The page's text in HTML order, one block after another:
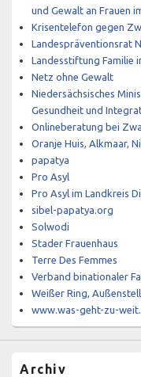
und Gewalt an Frauen
Krisentelefon gegen
Landespräventionsrat
Landesstiftung Familie
Netz ohne Gewalt
Niedersächsisches
Gesundheit und
Onlineberatung bei
Oranje Huis, Alkmaar,
papatya
Pro Asyl
Pro Asyl im Landkreis
sibel-papatya.org
Solwodi
Stader Frauenhaus
Terre Des Femmes
Verband binationaler
Weißer Ring,
www.was-geht-zu-
Archiv